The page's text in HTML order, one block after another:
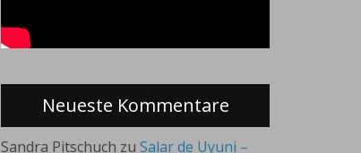
Neueste Kommentare
Sandra Pitschuch zu Salar de Uyuni –